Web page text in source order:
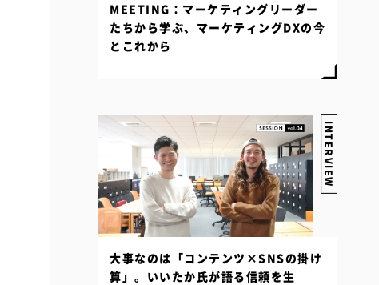
INTERVIEW
大事なのは「コンテンツ×SNSの掛け
算」。いいたか氏が語る信頼を生
MEETING：マーケティングリーダー
たちから学ぶ、マーケティングDXの今
とこれから